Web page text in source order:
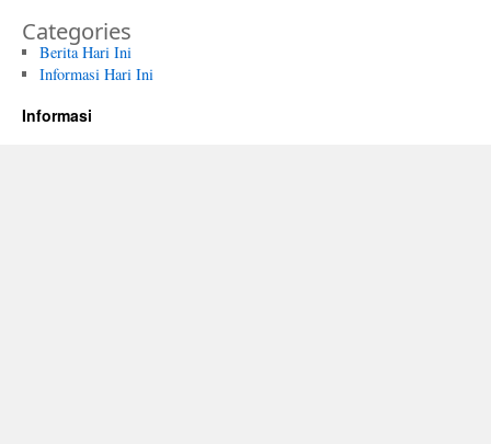
Categories
Berita Hari Ini
Informasi Hari Ini
Informasi